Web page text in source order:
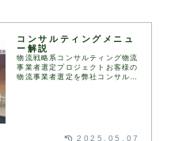
コンサルティングメニュ
ー解説
物流戦略系コンサルティング物流
事業者選定プロジェクトお客様の
物流事業者選定を弊社コンサルタ
2025.05.07